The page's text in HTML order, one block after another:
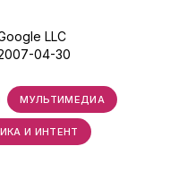
LLC
04-30
МУЛЬТИМЕДИА
И ИНТЕНТ